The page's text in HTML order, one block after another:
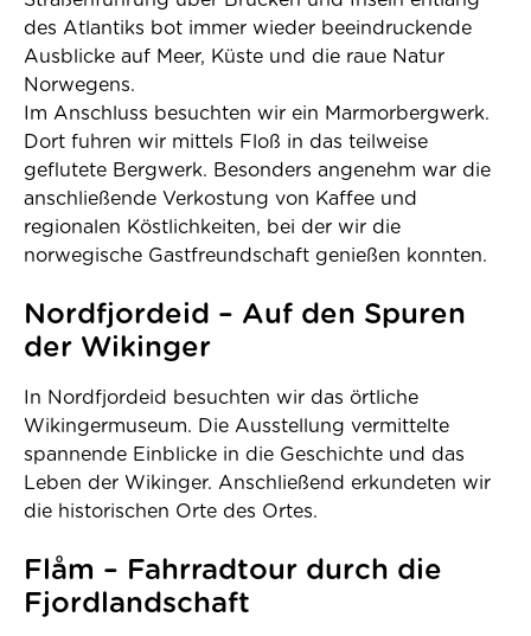
des Atlantiks bot immer wieder beeindruckende
Ausblicke auf Meer, Küste und die raue Natur
Norwegens.
Im Anschluss besuchten wir ein Marmorbergwerk.
Dort fuhren wir mittels Floß in das teilweise
geflutete Bergwerk. Besonders angenehm war die
anschließende Verkostung von Kaffee und
regionalen Köstlichkeiten, bei der wir die
norwegische Gastfreundschaft genießen konnten.
Nordfjordeid – Auf den Spuren
der Wikinger
In Nordfjordeid besuchten wir das örtliche
Wikingermuseum. Die Ausstellung vermittelte
spannende Einblicke in die Geschichte und das
Leben der Wikinger. Anschließend erkundeten wir
die historischen Orte des Ortes.
Flåm – Fahrradtour durch die
Fjordlandschaft